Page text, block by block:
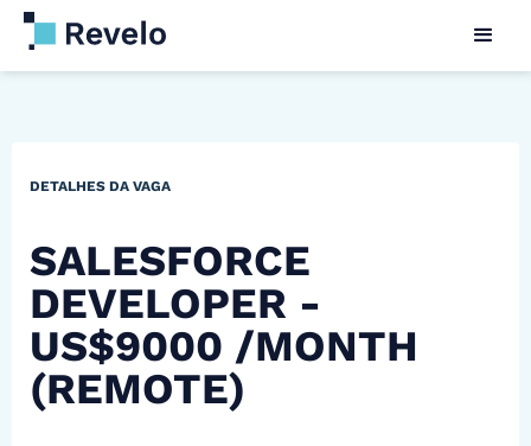
DETALHES DA VAGA
SALESFORCE
DEVELOPER -
US$9000 /MONTH
(REMOTE)